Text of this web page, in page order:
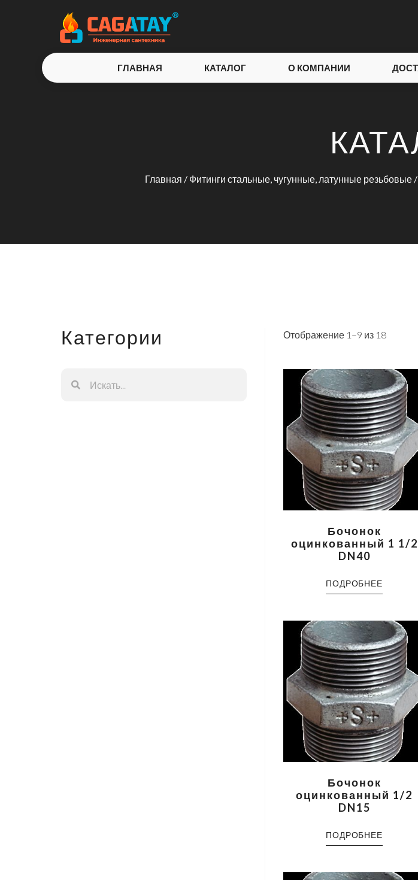
ГЛАВНАЯ КАТАЛОГ О КОМПАНИИ
Главная / Фитинги стальные, чугунные, латунные резьбовые /
Категории Отображение 1–9 из 18
Бочонок
оцинкованный 1 1/2
DN40
ПОДРОБНЕЕ
Бочонок
оцинкованный 1/2
DN15
ПОДРОБНЕЕ